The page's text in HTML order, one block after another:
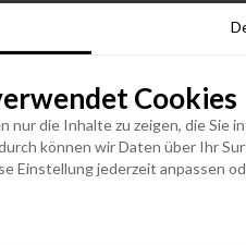
Cookies
nur die Inhalte zu zeigen, die
können wir Daten über Ihr
Einstellung jederzeit anpassen